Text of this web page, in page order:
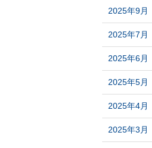
2025年9月
2025年7月
2025年6月
2025年5月
2025年4月
2025年3月